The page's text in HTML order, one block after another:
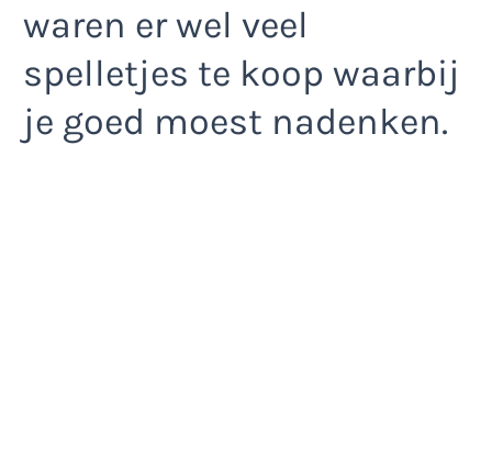
waren er wel veel
spelletjes te koop waarbij
je goed moest nadenken.